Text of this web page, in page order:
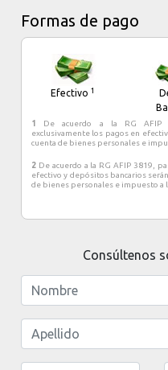
Es la ciudad mas cercana
Patrimonio Natural de la
Formas de pago
Efectivo 1
1
De acuerdo a la RG AFIP
exclusivamente los pagos en
cuenta de bienes personales e
2 De acuerdo a la RG AFIP 3819,
efectivo y depósitos bancarios
de bienes personales e impuesto a
Consúltenos